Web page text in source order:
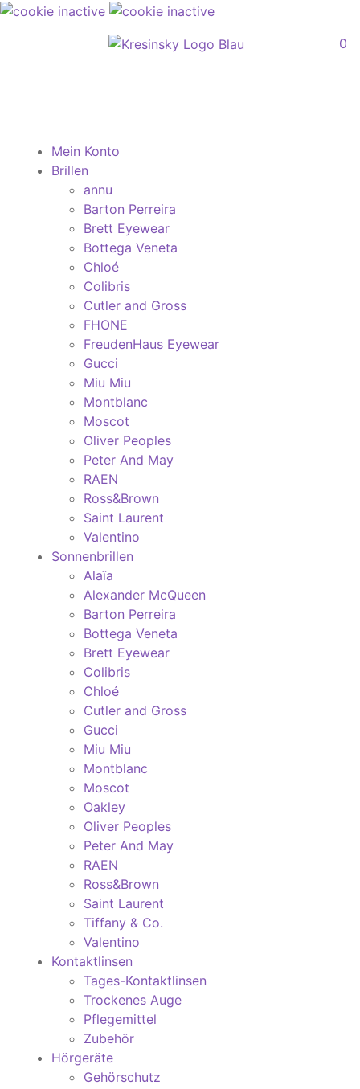
0
Mein Konto
Brillen
annu
Barton Perreira
Brett Eyewear
Bottega Veneta
Chloé
Colibris
Cutler and Gross
FHONE
FreudenHaus Eyewear
Gucci
Miu Miu
Montblanc
Moscot
Oliver Peoples
Peter And May
RAEN
Ross&Brown
Saint Laurent
Valentino
Sonnenbrillen
Alaïa
Alexander McQueen
Barton Perreira
Bottega Veneta
Brett Eyewear
Colibris
Chloé
Cutler and Gross
Gucci
Miu Miu
Montblanc
Moscot
Oakley
Oliver Peoples
Peter And May
RAEN
Ross&Brown
Saint Laurent
Tiffany & Co.
Valentino
Kontaktlinsen
Tages-Kontaktlinsen
Trockenes Auge
Pflegemittel
Zubehör
Hörgeräte
Gehörschutz